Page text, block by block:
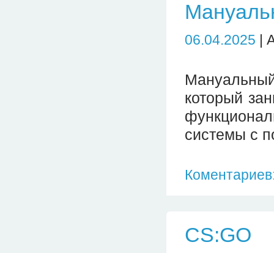
06.04.2025 |
который
системы с
CS:GO